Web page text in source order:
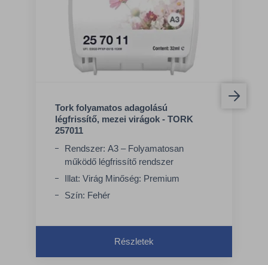
Tork folyamatos adagolású
légfrissítő, mezei virágok - TORK
257011
Rendszer: A3 – Folyamatosan
működő légfrissítő rendszer
Illat: Virág Minőség: Premium
Szín: Fehér
Részletek